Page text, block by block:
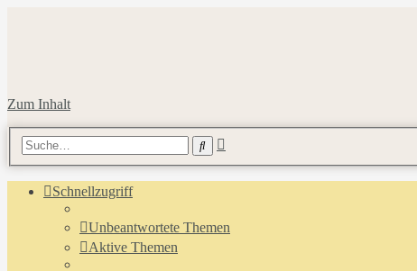
Zum Inhalt
Suche
Schnellzugriff
Unbeantwortete Themen
Aktive Themen